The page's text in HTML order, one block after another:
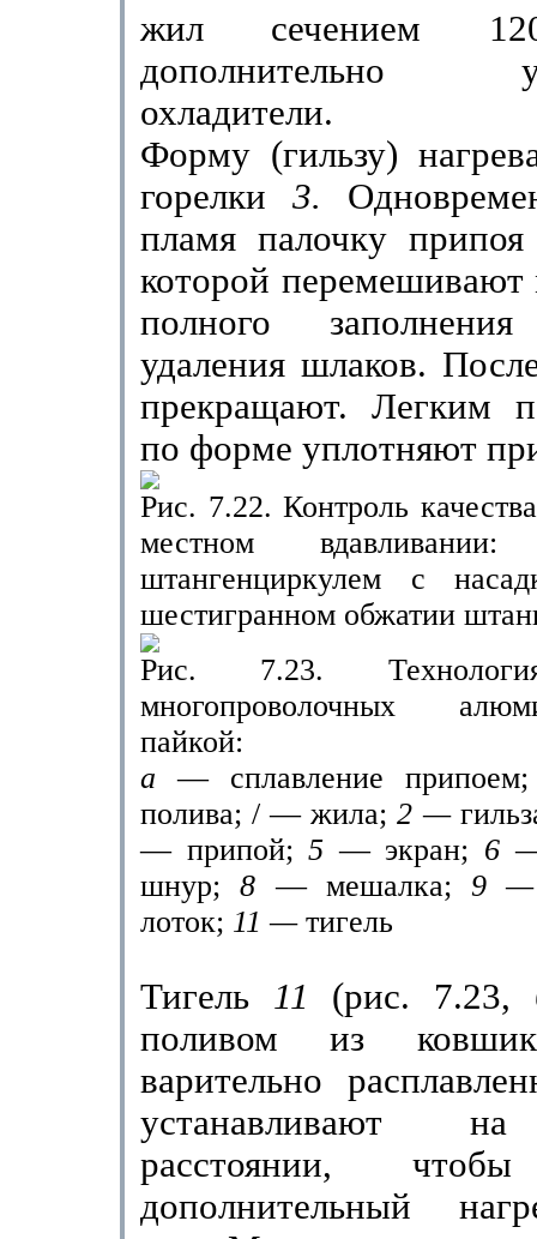
жил сечением
дополнительно
охладители.
Форму (гильзу)
горелки 3.
пламя палочку
которой
полного
удаления шла­ков.
прекращают. Легким
по форме уплотняют
Рис. 7.22. Контроль
местном
штангенциркулем с
шестигранном обжатии
Рис. 7.23.
многопроволочных
пайкой:
а— сплавление
полива; / — жила;2 —
— припой;5— экран; 6
шнур;8— мешалка; 9
лоток; 11 — тигель
Тигель 11 (рис. 7.23,
поливом из
варительно
устанавливают
расстоянии,
дополнительный